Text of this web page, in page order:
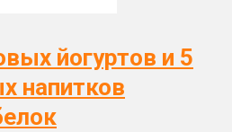
йогуртов и 5
напитков